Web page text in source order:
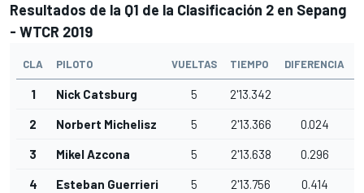
Resultados de la Q1 de la Clasificación 2 en Sepang
- WTCR 2019
CLA PILOTO VUELTAS TIEMPO DIFERENCIA
1 Nick Catsburg 5 2'13.342
2 Norbert Michelisz 5 2'13.366 0.024
3 Mikel Azcona 5 2'13.638 0.296
4 Esteban Guerrieri 5 2'13.756 0.414